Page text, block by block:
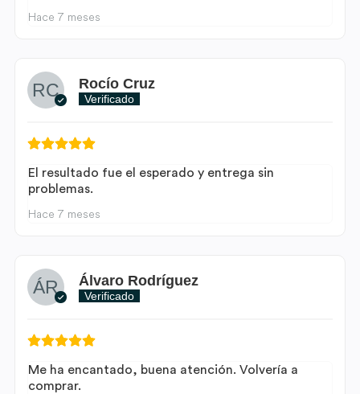
Hace 7 meses
Rocío Cruz
Verificado
El resultado fue el esperado y entrega sin
problemas.
Hace 7 meses
Álvaro Rodríguez
Verificado
Me ha encantado, buena atención. Volvería a
comprar.